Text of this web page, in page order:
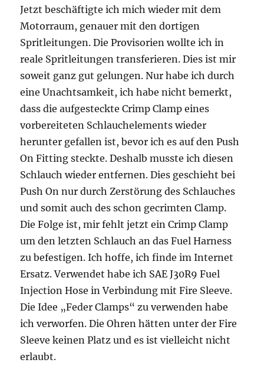
Jetzt beschäftigte ich mich wieder mit dem
Motorraum, genauer mit den dortigen
Spritleitungen. Die Provisorien wollte ich in
reale Spritleitungen transferieren. Dies ist mir
soweit ganz gut gelungen. Nur habe ich durch
eine Unachtsamkeit, ich habe nicht bemerkt,
dass die aufgesteckte Crimp Clamp eines
vorbereiteten Schlauchelements wieder
herunter gefallen ist, bevor ich es auf den Push
On Fitting steckte. Deshalb musste ich diesen
Schlauch wieder entfernen. Dies geschieht bei
Push On nur durch Zerstörung des Schlauches
und somit auch des schon gecrimten Clamp.
Die Folge ist, mir fehlt jetzt ein Crimp Clamp
um den letzten Schlauch an das Fuel Harness
zu befestigen. Ich hoffe, ich finde im Internet
Ersatz. Verwendet habe ich SAE J30R9 Fuel
Injection Hose in Verbindung mit Fire Sleeve.
Die Idee „Feder Clamps“ zu verwenden habe
ich verworfen. Die Ohren hätten unter der Fire
Sleeve keinen Platz und es ist vielleicht nicht
erlaubt.